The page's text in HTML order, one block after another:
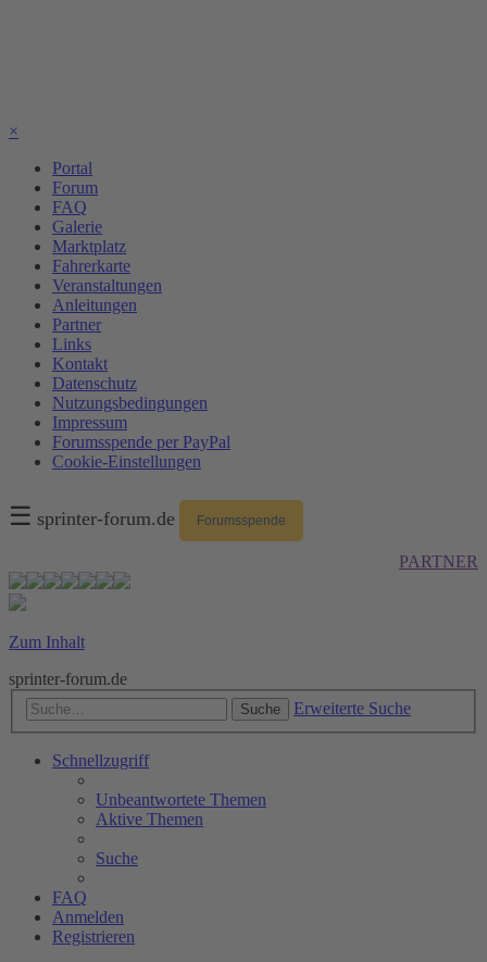
×
Portal
Forum
FAQ
Galerie
Marktplatz
Fahrerkarte
Veranstaltungen
Anleitungen
Partner
Links
Kontakt
Datenschutz
Nutzungsbedingungen
Impressum
Forumsspende per PayPal
Cookie-Einstellungen
☰ sprinter-forum.de Forumsspende
PARTNER
Zum Inhalt
sprinter-forum.de
Suche Erweiterte Suche
Schnellzugriff
Unbeantwortete Themen
Aktive Themen
Suche
FAQ
Anmelden
Registrieren